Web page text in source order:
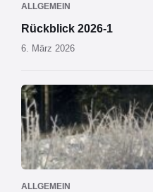
ALLGEMEIN
Rückblick 2026-1
6. März 2026
ALLGEMEIN